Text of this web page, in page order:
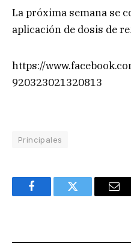
La próxima semana se
aplicación de dosis de
https://
920323021320813
Principales
FacebookTwitter